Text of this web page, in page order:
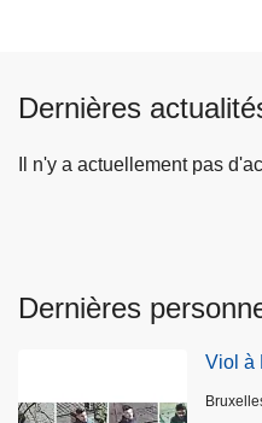
Dernières
Il n'y a actuellement pas
Dernières
Viol à
Lieux